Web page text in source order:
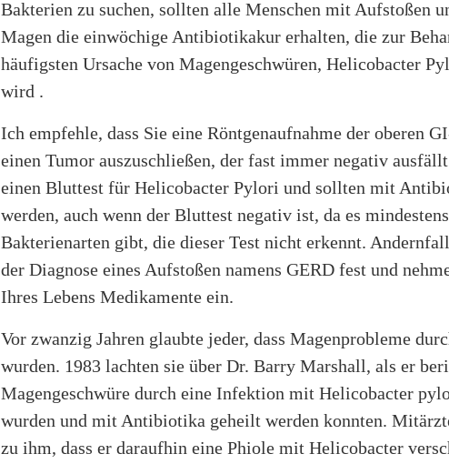
Bakterien zu suchen, sollten alle Menschen mit Aufstoßen
Magen die einwöchige Antibiotikakur erhalten, die zur
häufigsten Ursache von Magengeschwüren, Helicobacter
wird .
Ich empfehle, dass Sie eine Röntgenaufnahme der oberen
einen Tumor auszuschließen, der fast immer negativ
einen Bluttest für Helicobacter Pylori und sollten mit
werden, auch wenn der Bluttest negativ ist, da es
Bakterienarten gibt, die dieser Test nicht erkennt.
der Diagnose eines Aufstoßen namens GERD fest und
Ihres Lebens Medikamente ein.
Vor zwanzig Jahren glaubte jeder, dass Magenprobleme
wurden. 1983 lachten sie über Dr. Barry Marshall, als er
Magengeschwüre durch eine Infektion mit Helicobacter
wurden und mit Antibiotika geheilt werden konnten.
zu ihm, dass er daraufhin eine Phiole mit Helicobacter